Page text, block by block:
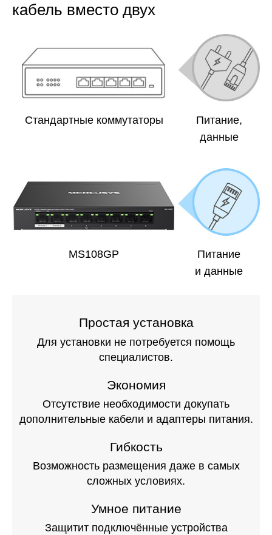
кабель вместо двух
Стандартные коммутаторы
Питание,
данные
MS108GP
Питание
и данные
Простая установка
Для установки не потребуется помощь
специалистов.
Экономия
Отсутствие необходимости докупать
дополнительные кабели и адаптеры питания.
Гибкость
Возможность размещения даже в самых
сложных условиях.
Умное питание
Защитит подключённые устройства